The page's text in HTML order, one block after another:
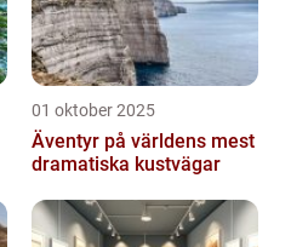
01 oktober 2025
Äventyr på världens mest
dramatiska kustvägar